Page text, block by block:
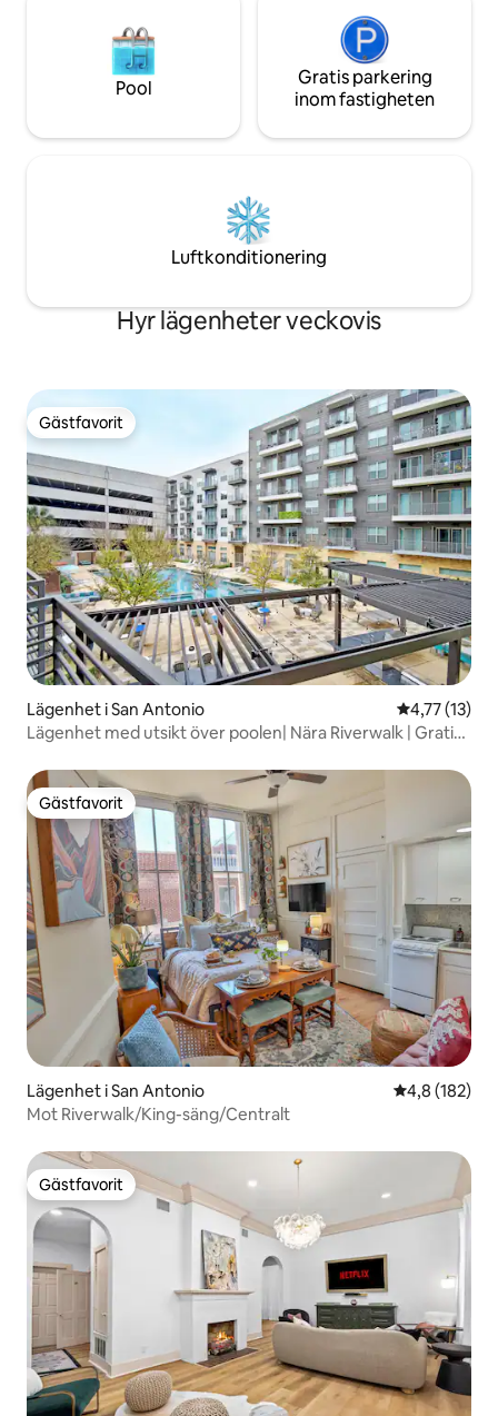
Pool
Gratis parkering
inom fastigheten
Luftkonditionering
Hyr lägenheter veckovis
Gästfavorit
Gästfavorit
Lägenhet i San Antonio 4,77 av 5 i
4,77 (13)
Lägenhet med utsikt över poolen| Nära Riverwalk | Gratis
Gästfavorit
Gästfavorit
Lägenhet i San Antonio 4,8 av 5 i
4,8 (182)
Mot Riverwalk/King-säng/Centralt
Gästfavorit
Gästfavorit